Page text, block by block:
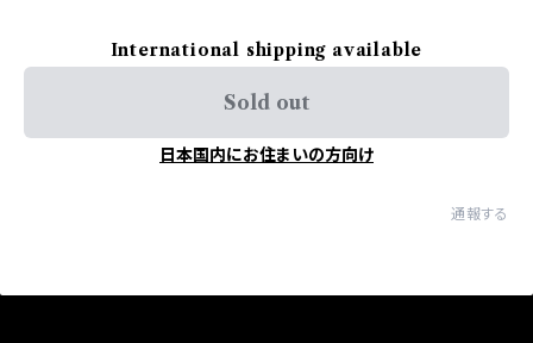
International shipping available
Sold out
日本国内にお住まいの方向け
通報する